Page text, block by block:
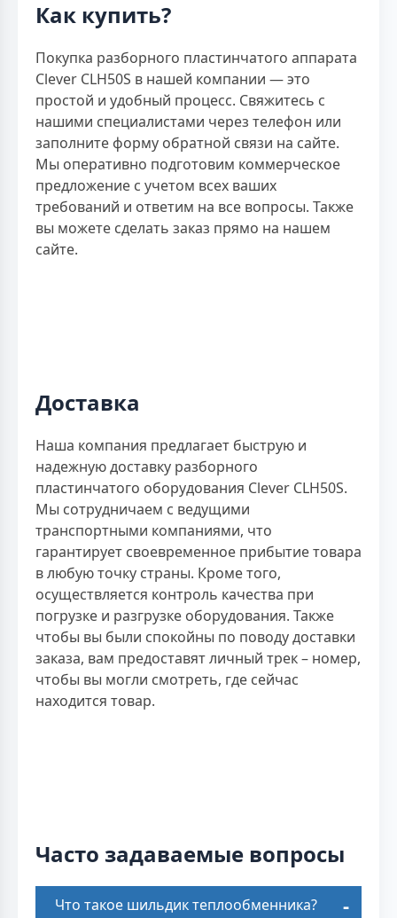
Как купить?
Покупка разборного пластинчатого аппарата
Clever CLH50S в нашей компании — это
простой и удобный процесс. Свяжитесь с
нашими специалистами через телефон или
заполните форму обратной связи на сайте.
Мы оперативно подготовим коммерческое
предложение с учетом всех ваших
требований и ответим на все вопросы. Также
вы можете сделать заказ прямо на нашем
сайте.
Доставка
Наша компания предлагает быструю и
надежную доставку разборного
пластинчатого оборудования Clever CLH50S.
Мы сотрудничаем с ведущими
транспортными компаниями, что
гарантирует своевременное прибытие товара
в любую точку страны. Кроме того,
осуществляется контроль качества при
погрузке и разгрузке оборудования. Также
чтобы вы были спокойны по поводу доставки
заказа, вам предоставят личный трек – номер,
чтобы вы могли смотреть, где сейчас
находится товар.
Часто задаваемые вопросы
Что такое шильдик теплообменника?